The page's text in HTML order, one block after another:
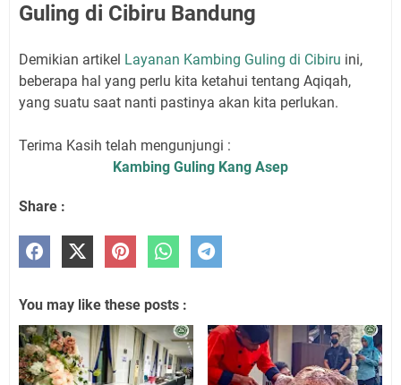
Guling di Cibiru Bandung
Demikian artikel Layanan Kambing Guling di Cibiru ini,
beberapa hal yang perlu kita ketahui tentang Aqiqah,
yang suatu saat nanti pastinya akan kita perlukan.
Terima Kasih telah mengunjungi :
Kambing Guling Kang Asep
Share :
You may like these posts :